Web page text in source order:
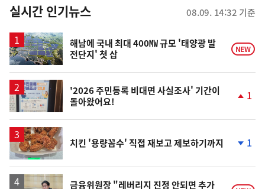
뉴
스
실시간 인기뉴스 08.09. 14:32 기준
해남에 국내 최대 400㎿ 규모 '태양광 발
전단지' 첫 삽
NEW
'2026 주민등록 비대면 사실조사' 기간이
돌아왔어요!
1
치킨 '용량꼼수' 직접 재보고 제보하기까지
락
1
금융위원장 "레버리지 진정 안되면 추가